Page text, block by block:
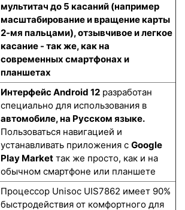
мультитач до 5 касаний (например
масштабирование и вращение карты
2-мя пальцами), отзывчивое и легкое
касание - так же, как на
современных смартфонах и
планшетах
Интерфейс Android 12 разработан
специально для использования в
автомобиле, на Русском языке.
Пользоваться навигацией и
устанавливать приложения с Google
Play Market так же просто, как и на
обычном смартфоне или планшете
Процессор Unisoc UIS7862 имеет 90%
быстродействия от комфортного для